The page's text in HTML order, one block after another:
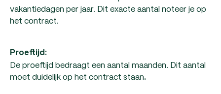
vakantiedagen per jaar. Dit exacte aantal noteer je op
het contract.
Proeftijd:
De proeftijd bedraagt een aantal maanden. Dit aantal
moet duidelijk op het contract staan.